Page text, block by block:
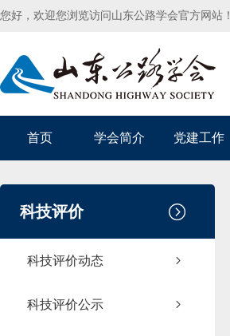
您好，欢迎您浏览访问山东公路学会官方网站！
首页 学会简介 党建工作
科技评价
科技评价动态
科技评价公示